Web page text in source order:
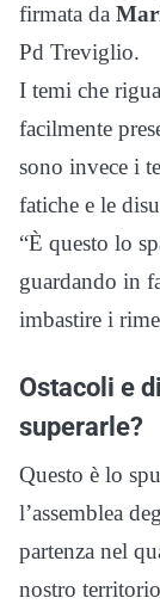
firmata da
Pd Treviglio.
I temi che
facilmente
sono invece i
fatiche e le
“È questo lo
guardando in
imbastire i
Ostacoli e
superarle?
Questo è lo
l’assemblea
partenza nel
nostro